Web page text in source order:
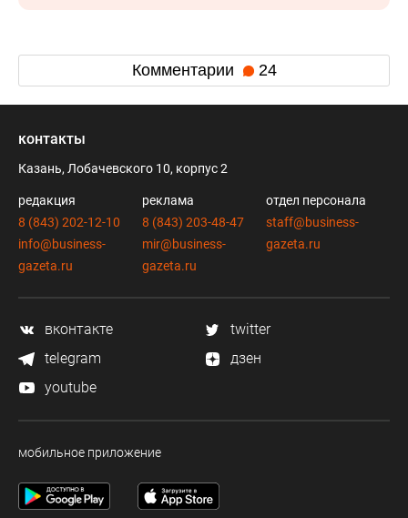
Комментарии 24
контакты
Казань, Лобачевского 10, корпус 2
редакция
8 (843) 202-12-10
info@business-
gazeta.ru
реклама
8 (843) 203-48-47
mir@business-
gazeta.ru
отдел персонала
staff@business-
gazeta.ru
вконтакте
twitter
telegram
дзен
youtube
мобильное приложение